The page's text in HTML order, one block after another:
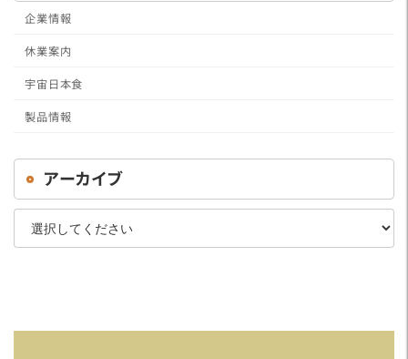
企業情報
休業案内
宇宙日本食
製品情報
アーカイブ